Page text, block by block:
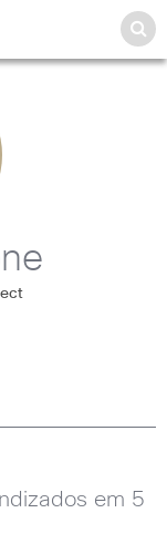
em 5